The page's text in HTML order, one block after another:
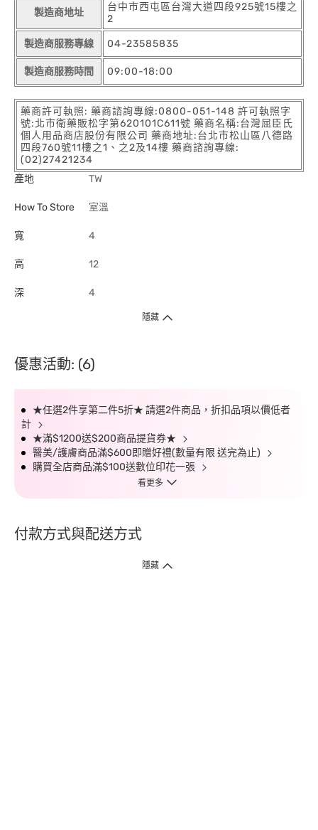
製造商地址
台中市西屯區台灣大道四段925號15樓之
2
製造商服務專線 04-23585835
製造商服務時間 09:00-18:00
藥商許可執照: 藥商諮詢專線:0800-051-148 許可執照字
號:北市衛藥販松字第620101C611號 藥商名稱:台灣屈臣氏
個人用品商店股份有限公司 藥商地址:台北市松山區八德路
四段760號11樓之1、之2及14樓 藥商諮詢專線:
(02)27421234
產地
TW
How To Store 室溫
寬 4
高 12
深 4
隱藏
優惠活動: (6)
★任選2件享第二件5折★ 請選2件商品，折扣品項以價低者
計
★滿$1200送$200商品提貨券★
醫美/護膚商品滿$600即贈好禮(數量有限 送完為止)
購買全店商品滿$100送數位印花一張
看更多
付款方式與配送方式
隱藏